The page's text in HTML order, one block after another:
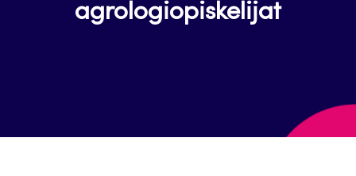
agrologiopiskelijat